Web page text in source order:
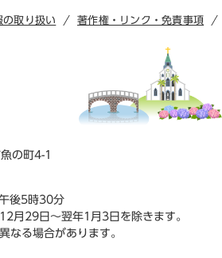
の取り扱い
著作権・リンク・免責事項
の町4-1
後5時30分
月29日～翌年1月3日を除きます。
なる場合があります。